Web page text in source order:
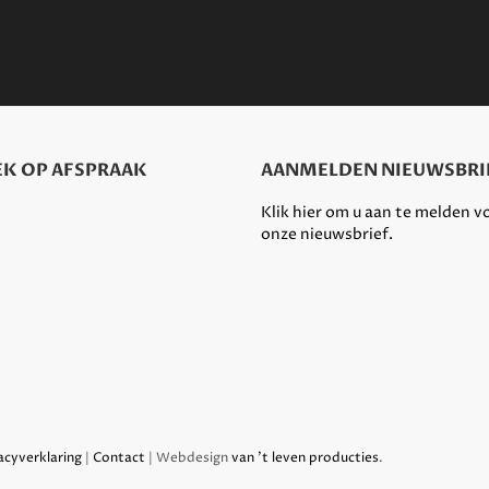
OP AFSPRAAK AANMELDEN
Klik hier om u aan te melden
onze nieuwsbrief.
| Contact | Webdesignvan 't leven producties.